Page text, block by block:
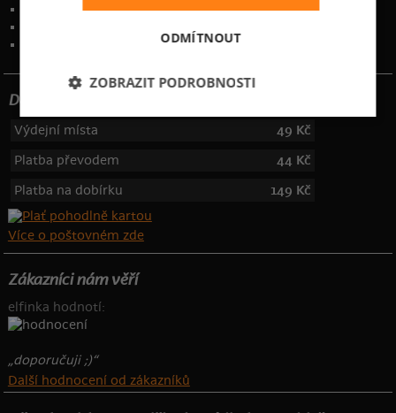
Ochrana osobních údajů
Dotujeme poštovné
Výdejní místa
49 Kč
Platba převodem
44 Kč
Platba na dobírku
149 Kč
Více o poštovném zde
Zákazníci nám věří
elfinka hodnotí:
„doporučuji ;)“
Další hodnocení od zákazníků
ODMÍTNOUT
ZOBRAZIT PODROBNOSTI